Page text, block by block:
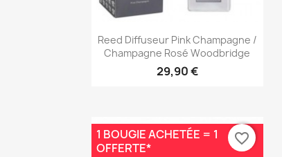
Aperçu rapide
Reed Diffuseur Pink Champagne /
Champagne Rosé Woodbridge
29,90 €
1 BOUGIE ACHETÉE = 1
OFFERTE*
favorite_border